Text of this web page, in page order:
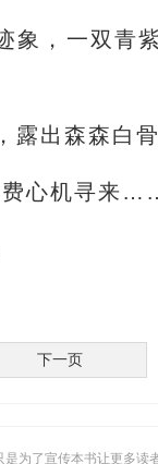
象，一双青
出森森白骨
费心机寻来
下一页
为了宣传本书让更多读